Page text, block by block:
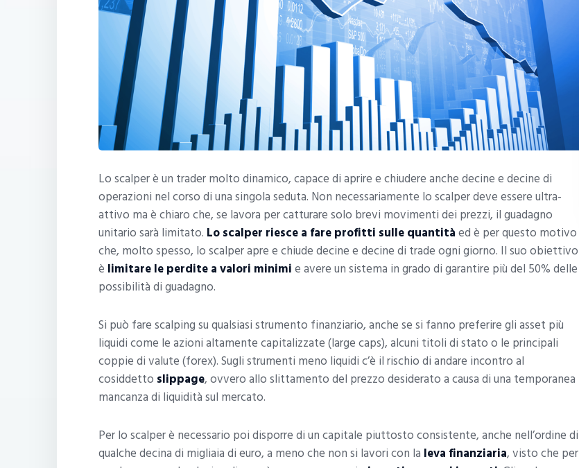
Lo scalper è un trader molto dinamico, capace di aprire e chiudere anche decine e decine di
operazioni nel corso di una singola seduta. Non necessariamente lo scalper deve essere ultra-
attivo ma è chiaro che, se lavora per catturare solo brevi movimenti dei prezzi, il guadagno
unitario sarà limitato. Lo scalper riesce a fare profitti sulle quantitàed è per questo motivo
che, molto spesso, lo scalper apre e chiude decine e decine di trade ogni giorno. Il suo obiettivo
è limitare le perdite a valori minimie avere un sistema in grado di garantire più del 50% delle
possibilità di guadagno.
Si può fare scalping su qualsiasi strumento finanziario, anche se si fanno preferire gli asset più
liquidi come le azioni altamente capitalizzate (large caps), alcuni titoli di stato o le principali
coppie di valute (forex). Sugli strumenti meno liquidi c’è il rischio di andare incontro al
cosiddetto slippage, ovvero allo slittamento del prezzo desiderato a causa di una temporanea
mancanza di liquidità sul mercato.
Per lo scalper è necessario poi disporre di un capitale piuttosto consistente, anche nell’ordine di
qualche decina di migliaia di euro, a meno che non si lavori con la leva finanziaria, visto che per